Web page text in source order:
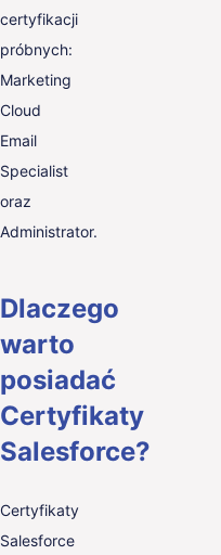
certyfikacji
próbnych:
Marketing
Cloud
Email
Specialist
oraz
Administrator.
Dlaczego
warto
posiadać
Certyfikaty
Salesforce?
Certyfikaty
Salesforce